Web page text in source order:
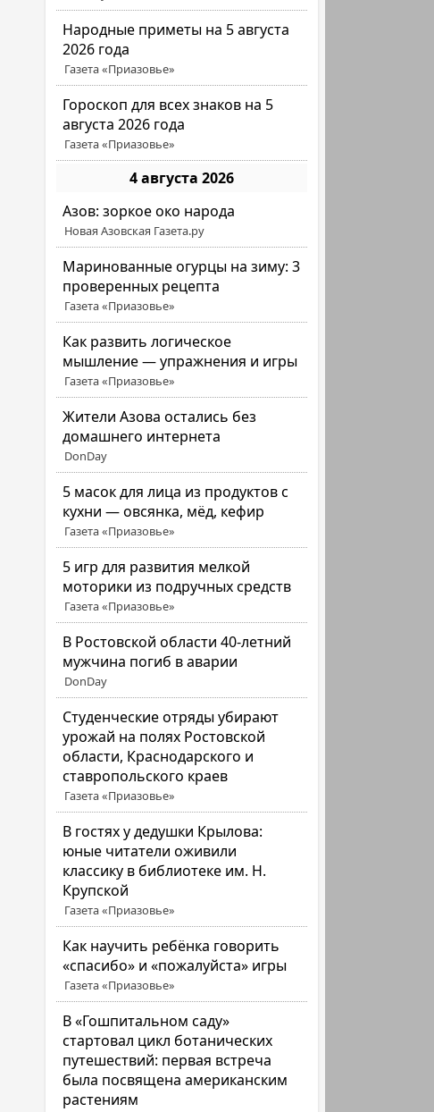
Народные приметы на 5 августа
2026 года
Газета «Приазовье»
Гороскоп для всех знаков на 5
августа 2026 года
Газета «Приазовье»
4 августа 2026
Азов: зоркое око народа
Новая Азовская Газета.ру
Маринованные огурцы на зиму: 3
проверенных рецепта
Газета «Приазовье»
Как развить логическое
мышление — упражнения и игры
Газета «Приазовье»
Жители Азова остались без
домашнего интернета
DonDay
5 масок для лица из продуктов с
кухни — овсянка, мёд, кефир
Газета «Приазовье»
5 игр для развития мелкой
моторики из подручных средств
Газета «Приазовье»
В Ростовской области 40-летний
мужчина погиб в аварии
DonDay
Студенческие отряды убирают
урожай на полях Ростовской
области, Краснодарского и
ставропольского краев
Газета «Приазовье»
В гостях у дедушки Крылова:
юные читатели оживили
классику в библиотеке им. Н.
Крупской
Газета «Приазовье»
Как научить ребёнка говорить
«спасибо» и «пожалуйста» игры
Газета «Приазовье»
В «Гошпитальном саду»
стартовал цикл ботанических
путешествий: первая встреча
была посвящена американским
растениям